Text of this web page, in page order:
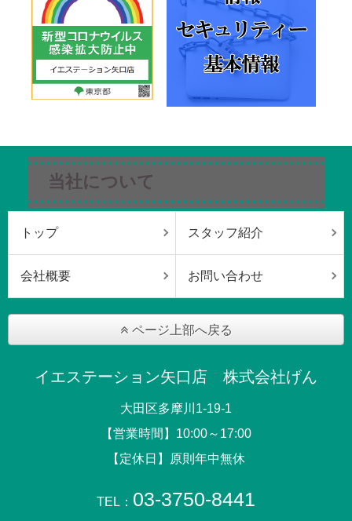
当社について
トップ スタッフ紹介
会社概要 お問い合わせ
ページ上部へ戻る
イエステーション矢口店 株式会社げん
大田区多摩川1-19-1
【営業時間】10:00～17:00
【定休日】原則年中無休
TEL： 03-3750-8441